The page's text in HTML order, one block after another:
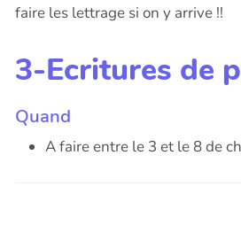
faire les lettrage si on y arrive !!
3-Ecritures de
Quand
A faire entre le 3 et le 8 de